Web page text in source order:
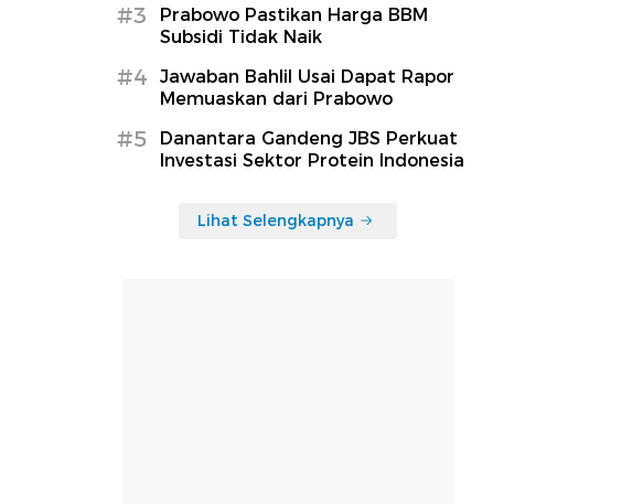
#3
Prabowo Pastikan Harga BBM
Subsidi Tidak Naik
#4
Jawaban Bahlil Usai Dapat Rapor
Memuaskan dari Prabowo
#5
Danantara Gandeng JBS Perkuat
Investasi Sektor Protein Indonesia
Lihat Selengkapnya